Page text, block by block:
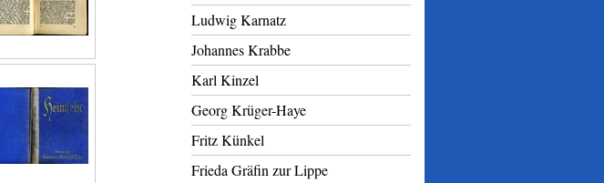
Ludwig Karnatz
Johannes Krabbe
Karl Kinzel
Georg Krüger-Haye
Fritz Künkel
Frieda Gräfin zur Lippe